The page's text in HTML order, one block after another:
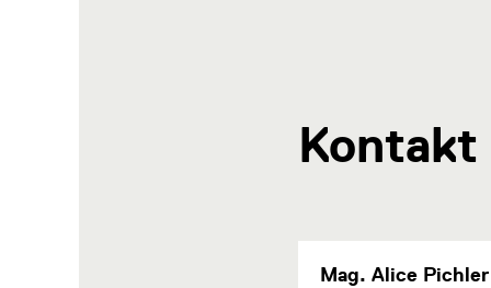
Mag. Alice Pichler